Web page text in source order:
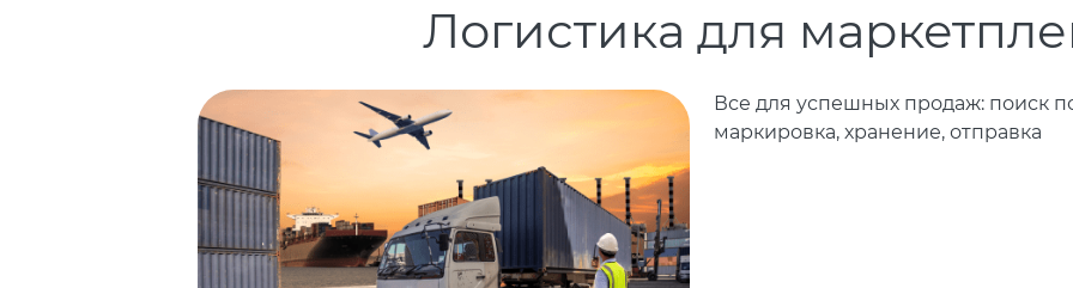
Логистика для
Все для успешных продаж: поиск
маркировка, хранение, отправка